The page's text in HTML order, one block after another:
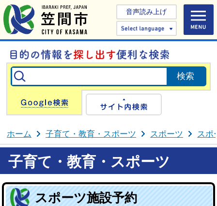
音声読み上げ
Select
Google検索
ホーム 子育て・教育・スポーツ スポーツ スポ
子育て・教育・スポーツ
スポーツ施設予約